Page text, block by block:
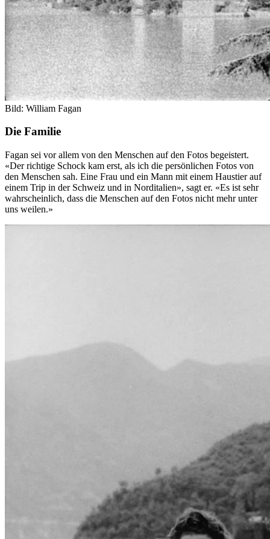
Bild: William Fagan
Die Familie
Fagan sei vor allem von den Menschen auf den Fotos begeistert.
«Der richtige Schock kam erst, als ich die persönlichen Fotos von
den Menschen sah. Eine Frau und ein Mann mit einem Haustier auf
einem Trip in der Schweiz und in Norditalien», sagt er. «Es ist sehr
wahrscheinlich, dass die Menschen auf den Fotos nicht mehr unter
uns weilen.»